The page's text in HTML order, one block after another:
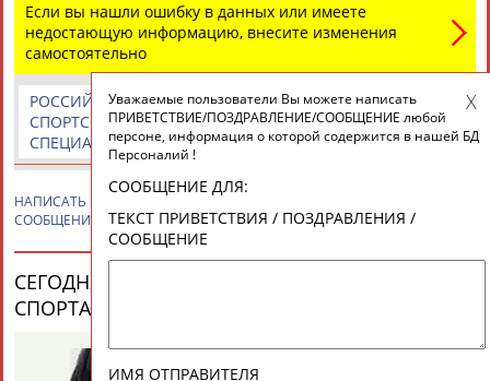
ТАБЛО АКТИВНОСТИ
ЦЕЛИ ПРОЕКТА КОНТАКТЫ НАШИ КНОПКИ РЕКЛАМА
Вопросы сотрудничества и совместной деятельности
Стадион, 1998-2026
Адресов в новостной рассылке: 997
Если вы нашли ошибку в данных или имеете
недостающую информацию, внесите изменения
самостоятельно
СПОРТИВНЫЕ
НОВОСТИ И
КОММЕНТАРИИ
РОССИЙСКИЕ
СПОРТИВНЫЕ
ОРГАНИЗАЦИИ
РОССИЙСКИЕ
СПОРТСМЕНЫ,
СПЕЦИАЛИСТЫ
НАПИСАТЬ Геннадий КОЗЛОВ ПРИВЕТСТВИЕ / ПОЗДРАВЛЕНИЕ /
СООБЩЕНИЕ
СЕГОДНЯ ДЕНЬ РОЖДЕНИЯ У ПЕРСОН ИЗ МИРА
СПОРТА (25 ПЕРСОНАЛИЙ)
Уважаемые пользователи Вы можете написать
ПРИВЕТСТВИЕ/ПОЗДРАВЛЕНИЕ/СООБЩЕНИЕ любой
персоне, информация о которой содержится в нашей БД
Персоналий !
СООБЩЕНИЕ ДЛЯ:
ТЕКСТ ПРИВЕТСТВИЯ / ПОЗДРАВЛЕНИЯ /
СООБЩЕНИЕ
ИМЯ ОТПРАВИТЕЛЯ